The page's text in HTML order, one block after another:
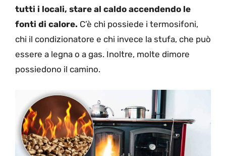
tutti i locali, stare al caldo accendendo le
fonti di calore. C’è chi possiede i termosifoni,
chi il condizionatore e chi invece la stufa, che può
essere a legna o a gas. Inoltre, molte dimore
possiedono il camino.